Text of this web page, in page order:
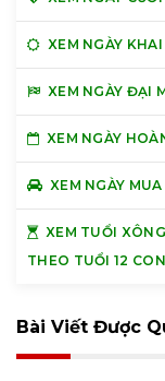
XEM NGÀY
XEM NGÀY ĐẠI
XEM NGÀY
XEM NGÀY MUA
XEM TUỔI
THEO TUỔI 12
Bài Viết Được